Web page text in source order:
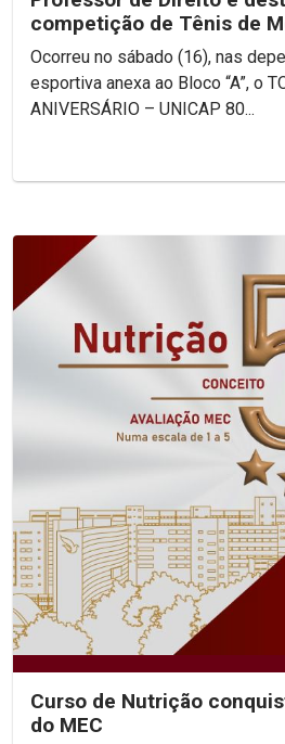
competição de Tênis de
Ocorreu no sábado (16), nas
esportiva anexa ao Bloco “A”, o
ANIVERSÁRIO – UNICAP 80...
Curso de Nutrição
do MEC